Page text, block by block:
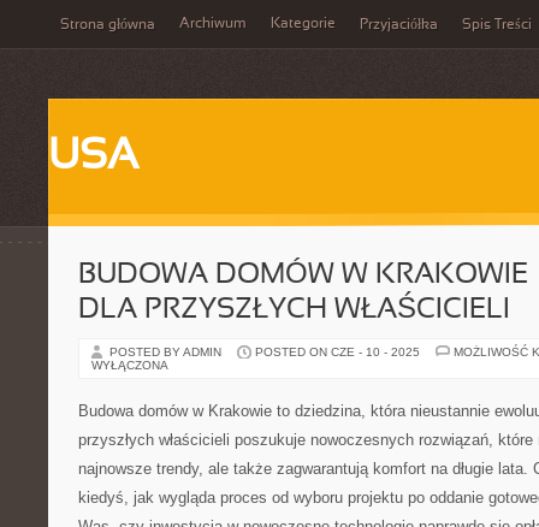
Strona główna Archiwum Kategorie Przyjaciółka Spis Treści
USA
BUDOWA DOMÓW W KRAKOWIE
DLA PRZYSZŁYCH WŁAŚCICIELI
POSTED BY ADMIN POSTED ON CZE - 10 - 2025
MOŻLIWOŚĆ
WYŁĄCZONA
Budowa domów w Krakowie to dziedzina, która nieustannie
przyszłych właścicieli poszukuje nowoczesnych rozwiązań,
najnowsze trendy, ale także zagwarantują komfort na długie
kiedyś, jak wygląda proces od wyboru projektu po oddanie